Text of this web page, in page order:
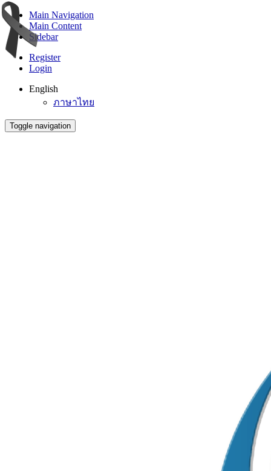
Main Navigation
Main Content
Sidebar
Register
Login
English
ภาษาไทย
Toggle navigation